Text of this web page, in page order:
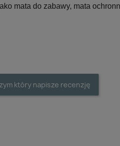
mata do zabawy, mata
który napisze recenzję